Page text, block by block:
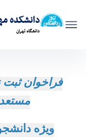
دانشکده
دانشگاه تهران
دهمين دوره
فراخوان ثبت
ويژه